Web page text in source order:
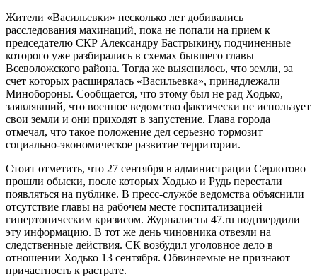
Жители «Васильевки» несколько лет добивались
расследования махинаций, пока не попали на прием к
председателю СКР Александру Бастрыкину, подчиненные
которого уже разбирались в схемах бывшего главы
Всеволожского района. Тогда же выяснилось, что земли, за
счет которых расширялась «Васильевка», принадлежали
Минобороны. Сообщается, что этому был не рад Ходько,
заявлявший, что военное ведомство фактически не использует
свои земли и они приходят в запустение. Глава города
отмечал, что такое положение дел серьезно тормозит
социально-экономическое развитие территории.
Стоит отметить, что 27 сентября в администрации Серлотово
прошли обыски, после которых Ходько и Рудь перестали
появляться на публике. В пресс-службе ведомства объяснили
отсутствие главы на рабочем месте госпитализацией
гипертоническим кризисом. Журналисты 47.ru подтвердили
эту информацию. В тот же день чиновника отвезли на
следственные действия. СК возбудил уголовное дело в
отношении Ходько 13 сентября. Обвиняемые не признают
причастность к растрате.